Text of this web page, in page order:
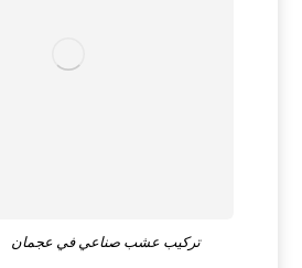
تركيب عشب صناعي في عجمان